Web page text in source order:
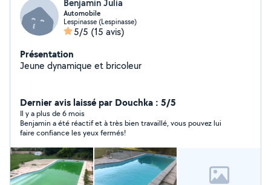
Benjamin Julia
Automobile
Lespinasse (Lespinasse)
5/5 (15 avis)
Présentation
Jeune dynamique et bricoleur
Dernier avis laissé par Douchka : 5/5
Il y a plus de 6 mois
Benjamin a été réactif et à très bien travaillé, vous pouvez lui
faire confiance les yeux fermés!